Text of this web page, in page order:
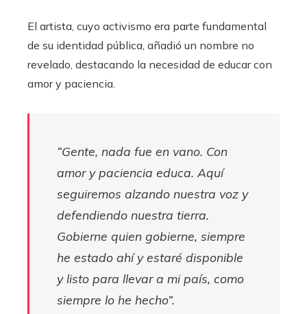
El artista, cuyo activismo era parte fundamental
de su identidad pública, añadió un nombre no
revelado, destacando la necesidad de educar con
amor y paciencia.
“Gente, nada fue en vano. Con
amor y paciencia educa. Aquí
seguiremos alzando nuestra voz y
defendiendo nuestra tierra.
Gobierne quien gobierne, siempre
he estado ahí y estaré disponible
y listo para llevar a mi país, como
siempre lo he hecho”.